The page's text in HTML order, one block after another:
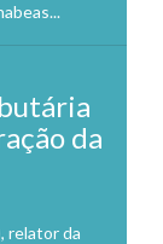
da
relator da